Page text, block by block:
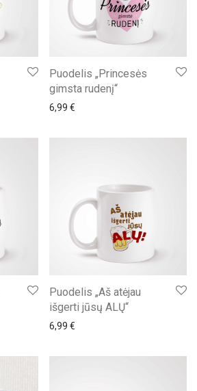
Puodelis „Princesės
gimsta rudenį“
6,99 €
Puodelis „Aš atėjau
išgerti jūsų ALŲ“
6,99 €